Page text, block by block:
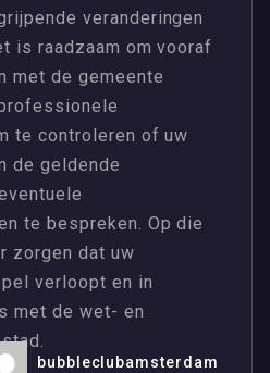
veranderingen
is raadzaam om vooraf
met de gemeente
te controleren of uw
de geldende
te bespreken. Op die
zorgen dat uw
verloopt en in
met de wet- en
bubbleclubamsterdam